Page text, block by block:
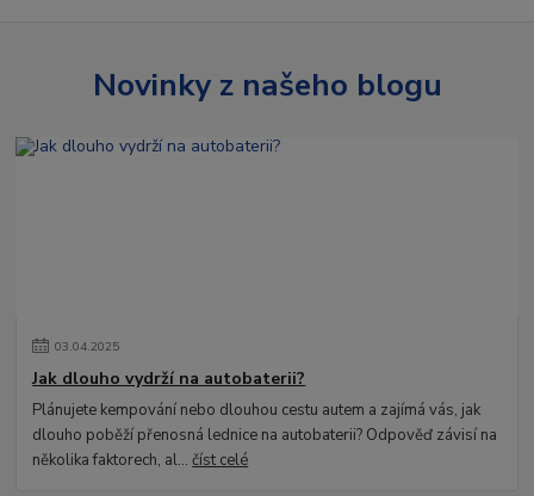
Novinky z našeho blogu
03.04.2025
Jak dlouho vydrží na autobaterii?
Plánujete kempování nebo dlouhou cestu autem a zajímá vás, jak
dlouho poběží přenosná lednice na autobaterii? Odpověď závisí na
několika faktorech, al...číst celé